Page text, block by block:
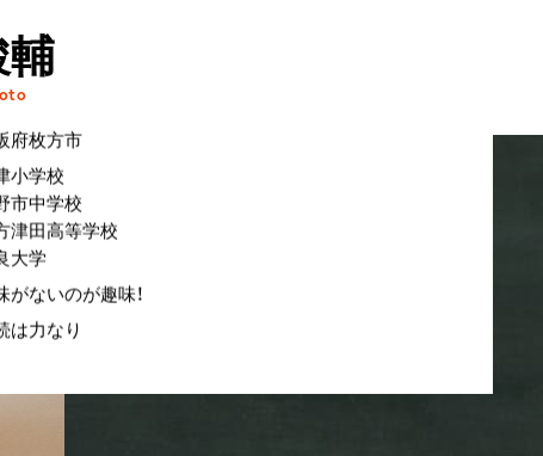
府枚方市
小学校
市中学校
津田高等学校
大学
がないのが趣味！
は力なり